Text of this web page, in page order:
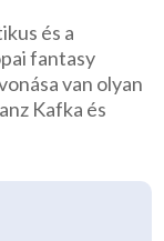
és a
fantasy
van olyan
Kafka és